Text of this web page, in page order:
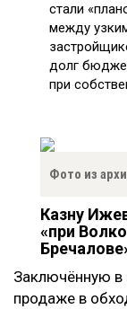
стали
между
долг
при
Фото из
Казну
«при
Заключённую в
продаже в